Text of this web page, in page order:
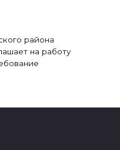
района
на работу